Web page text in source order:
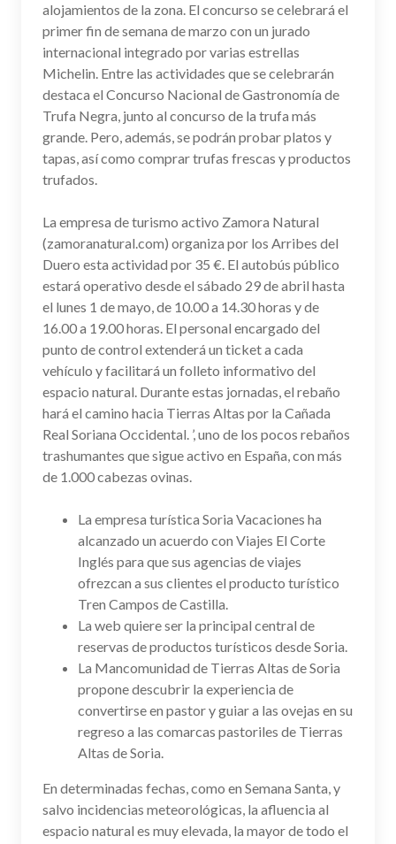
alojamientos de la zona. El concurso se celebrará el
primer fin de semana de marzo con un jurado
internacional integrado por varias estrellas
Michelin. Entre las actividades que se celebrarán
destaca el Concurso Nacional de Gastronomía de
Trufa Negra, junto al concurso de la trufa más
grande. Pero, además, se podrán probar platos y
tapas, así como comprar trufas frescas y productos
trufados.
La empresa de turismo activo Zamora Natural
(zamoranatural.com) organiza por los Arribes del
Duero esta actividad por 35 €. El autobús público
estará operativo desde el sábado 29 de abril hasta
el lunes 1 de mayo, de 10.00 a 14.30 horas y de
16.00 a 19.00 horas. El personal encargado del
punto de control extenderá un ticket a cada
vehículo y facilitará un folleto informativo del
espacio natural. Durante estas jornadas, el rebaño
hará el camino hacia Tierras Altas por la Cañada
Real Soriana Occidental. ’, uno de los pocos rebaños
trashumantes que sigue activo en España, con más
de 1.000 cabezas ovinas.
La empresa turística Soria Vacaciones ha
alcanzado un acuerdo con Viajes El Corte
Inglés para que sus agencias de viajes
ofrezcan a sus clientes el producto turístico
Tren Campos de Castilla.
La web quiere ser la principal central de
reservas de productos turísticos desde Soria.
La Mancomunidad de Tierras Altas de Soria
propone descubrir la experiencia de
convertirse en pastor y guiar a las ovejas en su
regreso a las comarcas pastoriles de Tierras
Altas de Soria.
En determinadas fechas, como en Semana Santa, y
salvo incidencias meteorológicas, la afluencia al
espacio natural es muy elevada, la mayor de todo el